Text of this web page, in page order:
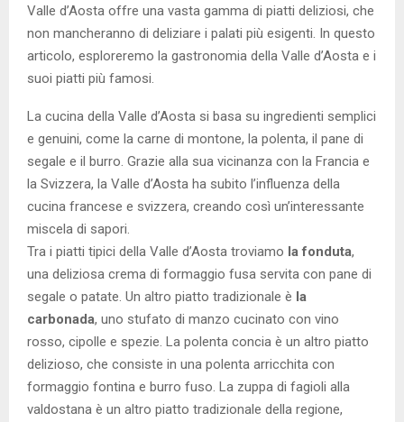
Valle d’Aosta offre una vasta gamma di piatti deliziosi, che
non mancheranno di deliziare i palati più esigenti. In questo
articolo, esploreremo la gastronomia della Valle d’Aosta e i
suoi piatti più famosi.
La cucina della Valle d’Aosta si basa su ingredienti semplici
e genuini, come la carne di montone, la polenta, il pane di
segale e il burro. Grazie alla sua vicinanza con la Francia e
la Svizzera, la Valle d’Aosta ha subito l’influenza della
cucina francese e svizzera, creando così un’interessante
miscela di sapori.
Tra i piatti tipici della Valle d’Aosta troviamo la fonduta,
una deliziosa crema di formaggio fusa servita con pane di
segale o patate. Un altro piatto tradizionale è la
carbonada, uno stufato di manzo cucinato con vino
rosso, cipolle e spezie. La polenta concia è un altro piatto
delizioso, che consiste in una polenta arricchita con
formaggio fontina e burro fuso. La zuppa di fagioli alla
valdostana è un altro piatto tradizionale della regione,